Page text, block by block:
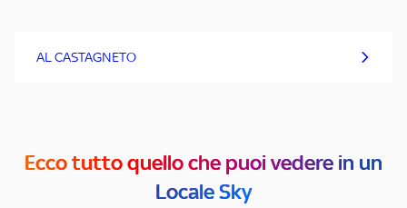
AL CASTAGNETO
Ecco tutto quello che puoi vedere in un
Locale Sky